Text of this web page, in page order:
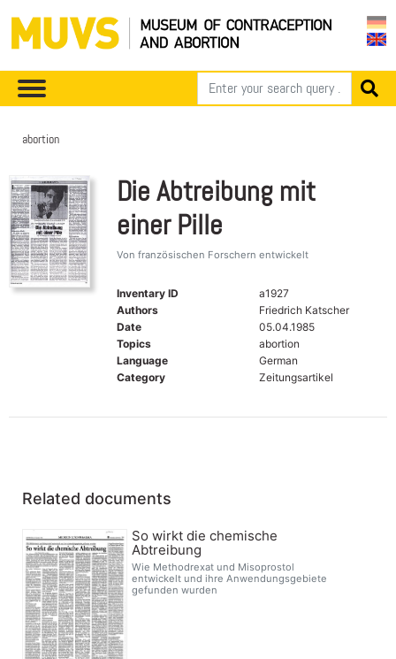
abortion
Die Abtreibung mit
einer Pille
Von französischen Forschern entwickelt
Inventary ID
a1927
Authors
Friedrich Katscher
Date
05.04.1985
Topics
abortion
Language
German
Category
Zeitungsartikel
Related documents
So wirkt die chemische
Abtreibung
Wie Methodrexat und Misoprostol
entwickelt und ihre Anwendungsgebiete
gefunden wurden